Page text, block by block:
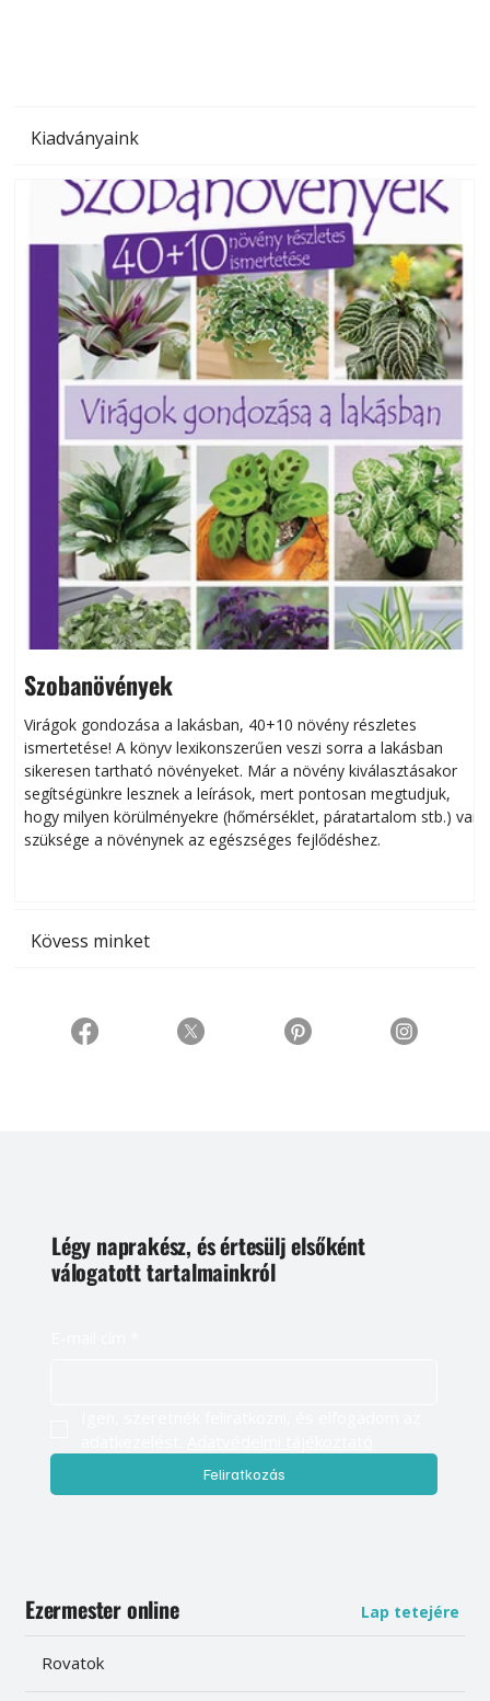
Kiadványaink
Szobanövények
Virágok gondozása a lakásban, 40+10 növény részletes
ismertetése! A könyv lexikonszerűen veszi sorra a lakásban
sikeresen tart­ha­tó növényeket. Már a növény kiválasztásakor
segítségünkre lesznek a leírások, mert pontosan megtudjuk,
hogy milyen körülményekre (hőmérséklet, páratartalom stb.) van
szüksége a növénynek az egészséges fejlődéshez.
Kövess minket
Légy naprakész, és értesülj elsőként
válogatott tartalmainkról
Feliratkozás
Ezermester online Lap tetejére
Rovatok